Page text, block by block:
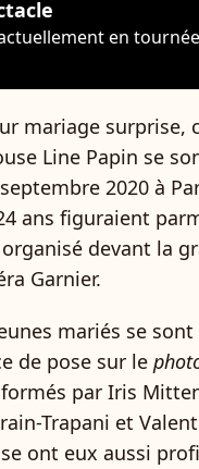
en
mariage surprise,
Line Papin se
2020 à
ans figuraient
devant la
Garnier.
mariés se
de pose sur le
par Iris
Trapani et
ont eux aussi